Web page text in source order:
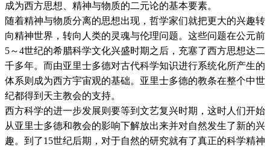
成为西方思想、精神与物质的二元论的基本要素。
随着精神与物质分离的思想出现，哲学家们就把更大的兴趣转
向精神世界，转向人类的灵魂与伦理问题。这些问题在公元前
5～4世纪的希腊科学文化兴盛时期之后，充塞了西方思想达二
千多年。而由亚里士多德对古代科学知识进行系统化所产生的
体系则成为西方宇宙观的基础。亚里士多德的教条在整个中世
纪都得到天主教会的支持。
西方科学的进一步发展则要等到文艺复兴时期，这时人们开始
从亚里士多德和教会的影响下解放出来并对自然发生了新的兴
趣。到了15世纪后期，对于自然的研究就有了真正的科学精神